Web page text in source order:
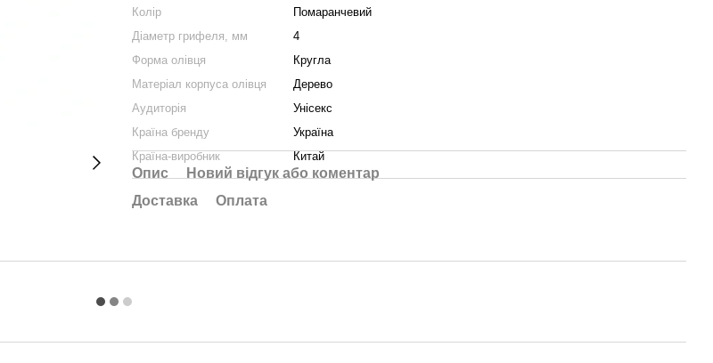
Колір
Помаранчевий
Діаметр грифеля, мм
4
Форма олівця
Кругла
Матеріал корпуса олівця
Дерево
Аудиторія
Унісекс
Країна бренду
Україна
Країна-виробник
Китай
Опис
Новий відгук або коментар
Доставка
Оплата